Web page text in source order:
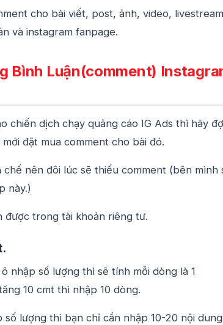
cho bài viết, post, ảnh, video,
và instagram fanpage.
Bình Luận(comment)
chiến dịch chạy quảng cáo IG Ads thì hãy
đặt mua comment cho bài đó.
chế nên đôi lúc sẽ thiếu comment (bên mình
này.)
được trong tài khoản riêng tư.
nhập số lượng thì sẽ tính mỗi dòng là 1
10 cmt thì nhập 10 dòng.
số lượng thì bạn chỉ cần nhập 10-20 nội